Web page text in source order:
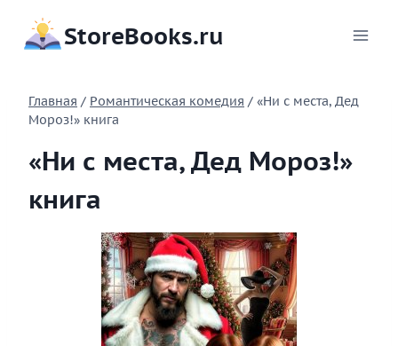
содержимому
StoreBooks.ru
Главная / Романтическая комедия / «Ни с места, Дед
Мороз!» книга
«Ни с места, Дед Мороз!»
книга